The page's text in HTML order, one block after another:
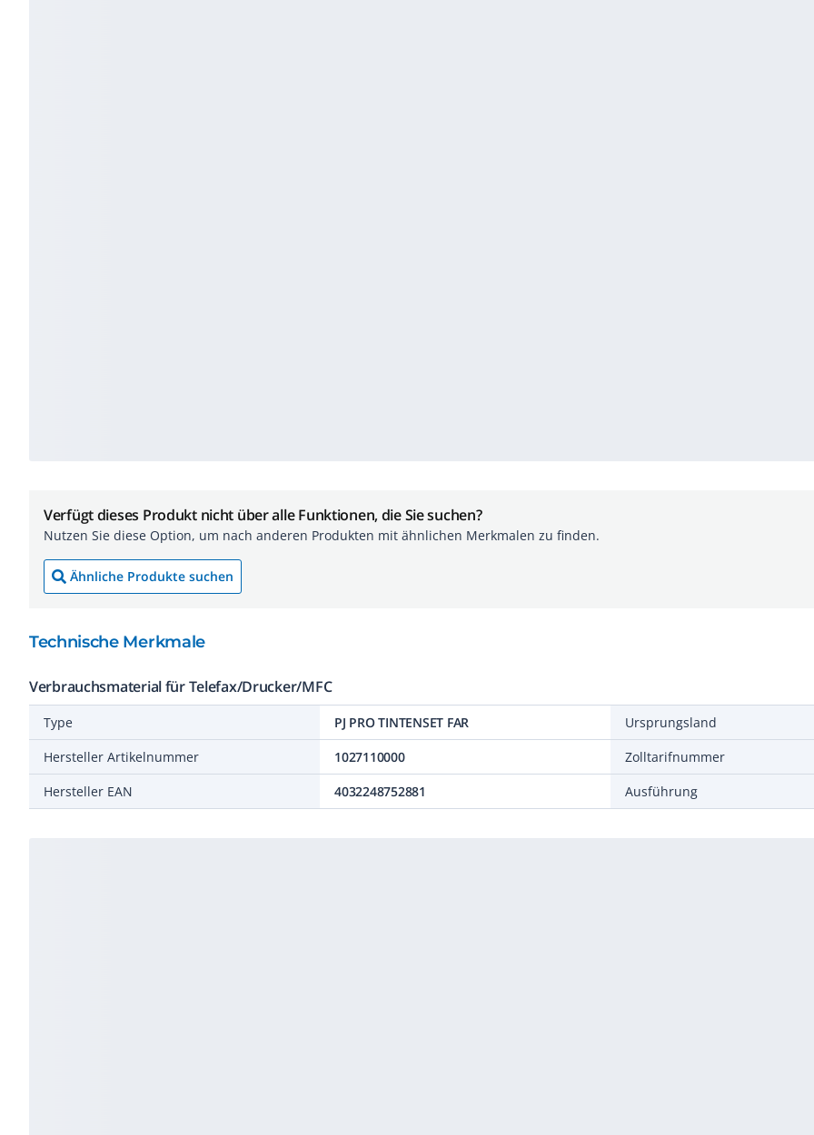
Verfügt dieses Produkt nicht über alle Funktionen, die Sie suchen?
Nutzen Sie diese Option, um nach anderen Produkten mit ähnlichen Merkmalen zu finden.
Ähnliche Produkte suchen
Technische Merkmale
Verbrauchsmaterial für Telefax/Drucker/MFC
Type
PJ PRO TINTENSET FAR
Hersteller Artikelnummer
1027110000
Hersteller EAN
4032248752881
Ursprungsland
Zolltarifnummer
Ausführung